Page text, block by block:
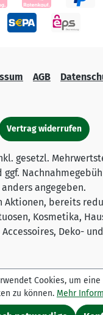
AGB
Vertrag widerrufen
gesetzl.
ggf.
anders angegeben.
Aktionen, bereits
Kosmetika,
Accessoires, Deko-
Cookies, um
zu können. Mehr